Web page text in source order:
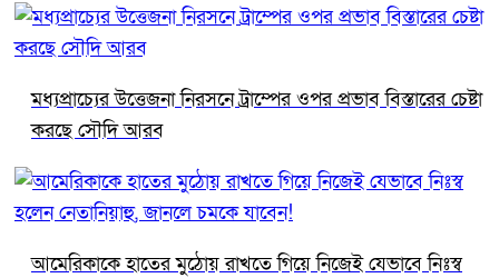
মধ্যপ্রাচ্যের উত্তেজনা নিরসনে ট্রাম্পের ওপর প্রভাব বিস্তারের চেষ্টা
করছে সৌদি আরব
আমেরিকাকে হাতের মুঠোয় রাখতে গিয়ে নিজেই যেভাবে নিঃস্ব